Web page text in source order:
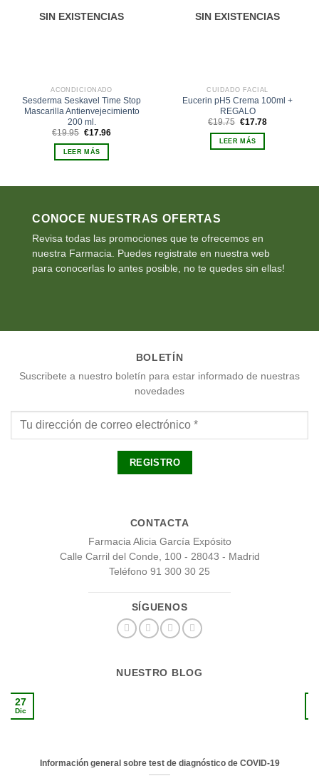
SIN EXISTENCIAS
ACONDICIONADO
Sesderma Seskavel Time Stop
Mascarilla Antienvejecimiento
200 ml.
€19.95 El
original
era:
€19.95.
€17.96El
LEER MÁS
SIN EXISTENCIAS
CUIDADO FACIAL
Eucerin pH5 Crema 100ml +
REGALO
€19.75 El
original
era:
€19.75.
€17.78El
LEER MÁS
CONOCE NUESTRAS OFERTAS
Revisa todas las promociones que te ofrecemos en
nuestra Farmacia. Puedes registrate en nuestra web
para conocerlas lo antes posible, no te quedes sin ellas!
BOLETÍN
Suscribete a nuestro boletín para estar informado de nuestras
novedades
CONTACTA
Farmacia Alicia García Expósito
Calle Carril del Conde, 100 - 28043 - Madrid
Teléfono 91 300 30 25
SÍGUENOS
NUESTRO BLOG
Información general sobre test de diagnóstico de COVID-19
27
Dic